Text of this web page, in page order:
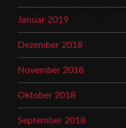
Januar 2019
Dezember 2018
November 2018
Oktober 2018
September 2018